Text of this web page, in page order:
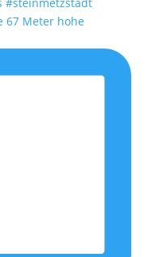
67 Meter hohe